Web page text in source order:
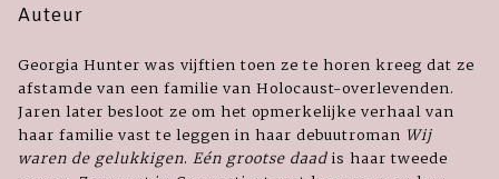
Auteur
Georgia Hunter was vijftien toen ze te horen kreeg dat ze
afstamde van een familie van Holocaust-overlevenden.
Jaren later besloot ze om het opmerkelijke verhaal van
haar familie vast te leggen in haar debuutroman Wij
waren de gelukkigen. Eén grootse daad is haar tweede